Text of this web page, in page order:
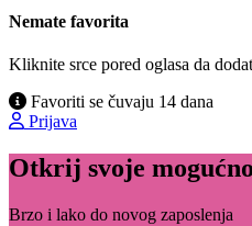
Nemate favorita
Kliknite srce pored oglasa da
Favoriti se čuvaju 14 dana
Prijava
Otkrij svoje
Brzo i lako do novog zaposlenja